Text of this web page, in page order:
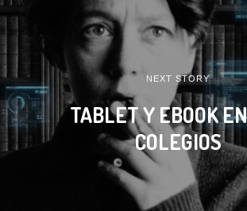
NEXT STORY
TABLET Y EBOOK
COLEGIOS